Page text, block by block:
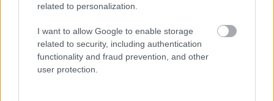
related to personalization.
I want to allow Google to enable storage
related to security, including authentication
functionality and fraud prevention, and other
user protection.